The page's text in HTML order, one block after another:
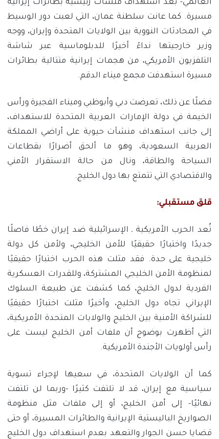
العالمي- بعد استهداف منشآت رئيسية بطائرات إيرانية
مسيرة. كما عانت سلطنة عمان، التي لعبت دور الوسيط
في المحادثات النووية بين الولايات المتحدة وإيران، ووجه
وزير خارجيتها نداءً أخيرًا للدبلوماسية عبر شاشة
التلفزيون الأمريكي، من هجمات إيرانية متتالية بطائرات
مسيرة استهدفت مجمع ميناء الدقم.
فضلًا عن ذلك، تعرضت دبي وأبوظبي وميناء الفجيرة ورأس
الخيمة في دولة الإمارات العربية المتحدة للاستهداف،
إلى جانب استهداف منشآت حيوية على أراضي المملكة
العربية السعودية، وهو ما ألحق أضرارًا بقطاعات
السياحة والطاقة، ونال من حالة الاستقرار الأمني
والاقتصادي التي تتمتع بها دول الخليج.
قلق مستقبلي:
تُعد الحرب الأمريكية ـ الإسرائيلية ضد إيران خطًا فاصلًا
جديدًا واختبارًا حقيقيًا للأمن الخليجي، ولأمن كل دولة
خليجية على حدة. فقد مثلت هذه الحرب اختبارًا حقيقيًا
لمنظومة الأمن الخليجي المشتركة، وللقدرات العسكرية
الفردية لدول الخليج، كما كشفت عن طبيعة السلوك
الإيراني تجاه دول الخليج، وأخيرًا مثلت اختبارًا حقيقيًا
للشراكة الأمنية بين الخليج والولايات المتحدة الأمريكية،
التي أظهرت بوضوح أن ملفات أمن الخليج ليست على
رأس أولويات الأجندة الأمريكية.
كما أن الولايات المتحدة، في سعيها لإجراء تسوية
سياسية مع إيران، قد لا تلتفت كثيرًا -وربما لن تلتفت
نهائيًا- إلى أمن الخليج، أو إلى ملفات مثل منظومة
الصواريخ الباليستية الإيرانية والطائرات المسيرة، أو حتى
قضايا حسن الجوار والتعهد بعدم استهداف دول الخليج